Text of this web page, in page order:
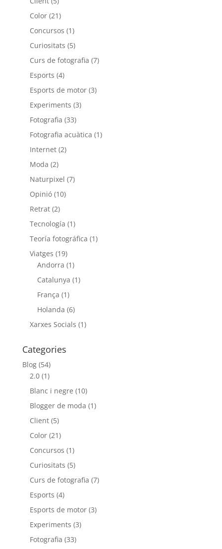
Color(21)
Concursos (1)
Curiositats (5)
Curs de fotografia (7)
Esports (4)
Esports de motor(3)
Experiments (3)
Fotografia (33)
Fotografia acuàtica (1)
Internet(2)
Moda (2)
Naturpixel (7)
Opinió(10)
Retrat(2)
Tecnología (1)
Teoría fotográfica (1)
Viatges (19)
Andorra (1)
Catalunya (1)
França (1)
Holanda (6)
Xarxes Socials (1)
Categories
Blog(54)
2.0(1)
Blanc i negre (10)
Blogger de moda (1)
Client(5)
Color(21)
Concursos (1)
Curiositats (5)
Curs de fotografia (7)
Esports (4)
Esports de motor(3)
Experiments (3)
Fotografia (33)